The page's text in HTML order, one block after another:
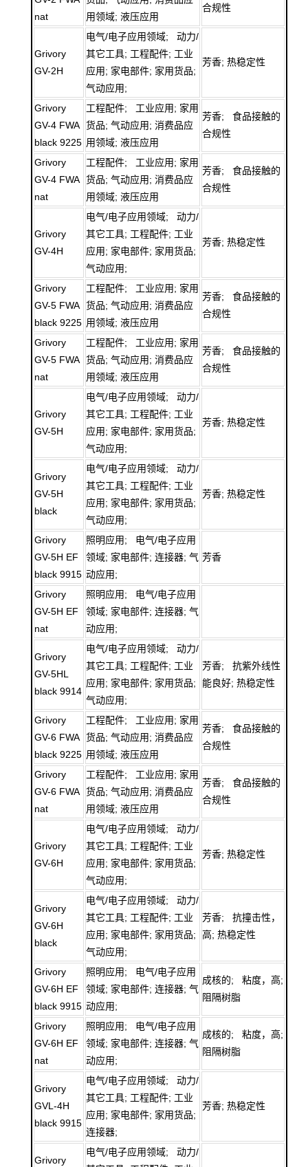
nat
用领域; 液压应用
合规性
Grivory
GV-2H
电气/电子应用领域; 动力/
其它工具; 工程配件; 工业
应用; 家电部件; 家用货品;
气动应用;
芳香; 热稳定性
Grivory
GV-4 FWA
black 9225
工程配件; 工业应用; 家用
货品; 气动应用; 消费品应
用领域; 液压应用
芳香; 食品接触的
合规性
Grivory
GV-4 FWA
nat
工程配件; 工业应用; 家用
货品; 气动应用; 消费品应
用领域; 液压应用
芳香; 食品接触的
合规性
Grivory
GV-4H
电气/电子应用领域; 动力/
其它工具; 工程配件; 工业
应用; 家电部件; 家用货品;
气动应用;
芳香; 热稳定性
Grivory
GV-5 FWA
black 9225
工程配件; 工业应用; 家用
货品; 气动应用; 消费品应
用领域; 液压应用
芳香; 食品接触的
合规性
Grivory
GV-5 FWA
nat
工程配件; 工业应用; 家用
货品; 气动应用; 消费品应
用领域; 液压应用
芳香; 食品接触的
合规性
Grivory
GV-5H
电气/电子应用领域; 动力/
其它工具; 工程配件; 工业
应用; 家电部件; 家用货品;
气动应用;
芳香; 热稳定性
Grivory
GV-5H
black
电气/电子应用领域; 动力/
其它工具; 工程配件; 工业
应用; 家电部件; 家用货品;
气动应用;
芳香; 热稳定性
Grivory
GV-5H EF
black 9915
照明应用; 电气/电子应用
领域; 家电部件; 连接器; 气
动应用;
芳香
Grivory
GV-5H EF
nat
照明应用; 电气/电子应用
领域; 家电部件; 连接器; 气
动应用;
Grivory
GV-5HL
black 9914
电气/电子应用领域; 动力/
其它工具; 工程配件; 工业
应用; 家电部件; 家用货品;
气动应用;
芳香; 抗紫外线性
能良好; 热稳定性
Grivory
GV-6 FWA
black 9225
工程配件; 工业应用; 家用
货品; 气动应用; 消费品应
用领域; 液压应用
芳香; 食品接触的
合规性
Grivory
GV-6 FWA
nat
工程配件; 工业应用; 家用
货品; 气动应用; 消费品应
用领域; 液压应用
芳香; 食品接触的
合规性
Grivory
GV-6H
电气/电子应用领域; 动力/
其它工具; 工程配件; 工业
应用; 家电部件; 家用货品;
气动应用;
芳香; 热稳定性
Grivory
GV-6H
black
电气/电子应用领域; 动力/
其它工具; 工程配件; 工业
应用; 家电部件; 家用货品;
气动应用;
芳香; 抗撞击性，
高; 热稳定性
Grivory
GV-6H EF
black 9915
照明应用; 电气/电子应用
领域; 家电部件; 连接器; 气
动应用;
成核的; 粘度，高;
阻隔树脂
Grivory
GV-6H EF
nat
照明应用; 电气/电子应用
领域; 家电部件; 连接器; 气
动应用;
成核的; 粘度，高;
阻隔树脂
Grivory
GVL-4H
black 9915
电气/电子应用领域; 动力/
其它工具; 工程配件; 工业
应用; 家电部件; 家用货品;
连接器;
芳香; 热稳定性
Grivory
电气/电子应用领域; 动力/